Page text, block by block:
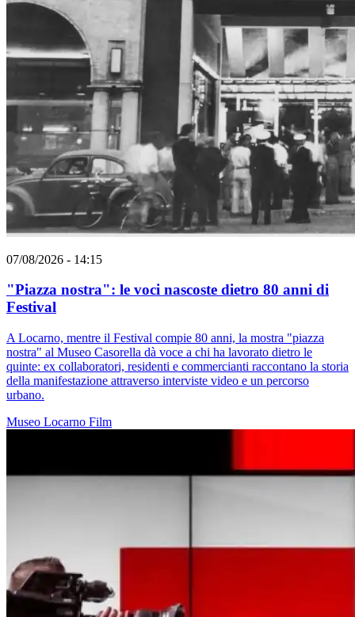
07/08/2026 - 14:15
"Piazza nostra": le voci nascoste dietro 80 anni di
Festival
A Locarno, mentre il Festival compie 80 anni, la mostra "piazza
nostra" al Museo Casorella dà voce a chi ha lavorato dietro le
quinte: ex collaboratori, residenti e commercianti raccontano la storia
della manifestazione attraverso interviste video e un percorso
urbano.
Museo Locarno Film